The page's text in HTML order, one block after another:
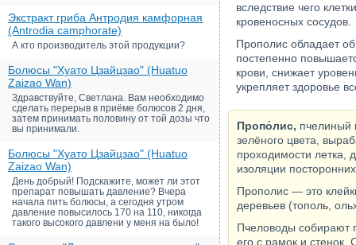
Экстракт гриба Антродия камфорная
(Antrodia camphorate)
А кто производитель этой продукции?
Болюсы "Хуато Цзайцзао" (Huatuo
Zaizao Wan)
Здравствуйте, Светлана. Вам необходимо
сделать перерыв в приёме болюсов 2 дня,
затем принимать половину от той дозы что
вы принимали.
Болюсы "Хуато Цзайцзао" (Huatuo
Zaizao Wan)
День добрый! Подскажите, может ли этот
препарат повышать давление? Вчера
начала пить болюсы, а сегодня утром
давление повысилось 170 на 110, никогда
такого высокого давлени у меня на было!
вследствие чего
кровеносных сосудов.
Прополис обладает
постепенно
крови, снижает
укрепляет здоровье
Пропо́лис, пчелиный
зелёного цвета,
проходимости летка,
изоляции
Прополис — это
деревьев (тополь,
Пчеловоды собирают
его с рамок и стенок.